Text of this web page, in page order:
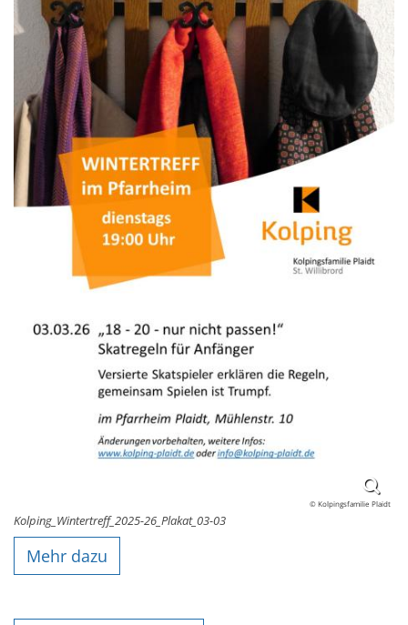
© Kolpingsfamilie Plaidt
Kolping_Wintertreff_2025-26_Plakat_03-03
Mehr dazu